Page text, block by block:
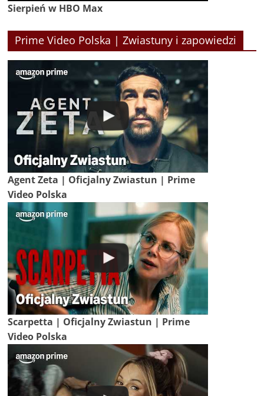
Sierpień w HBO Max
Prime Video Polska | Zwiastuny i zapowiedzi
Agent Zeta | Oficjalny Zwiastun | Prime
Video Polska
Scarpetta | Oficjalny Zwiastun | Prime
Video Polska